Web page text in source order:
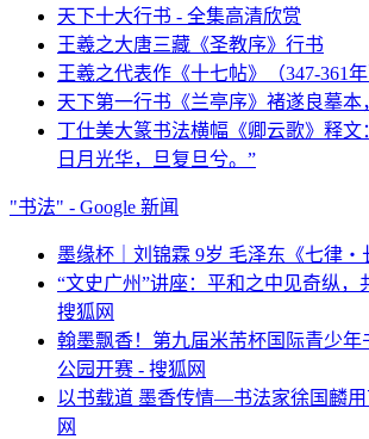
天下十大行书 - 全集高清欣赏
王羲之大唐三藏《圣教序》行书
王羲之代表作《十七帖》（347-361
天下第一行书《兰亭序》褚遂良摹本
丁仕美大篆书法横幅《卿云歌》释
日月光华，旦复旦兮。”
"书法" - Google 新闻
墨缘杯｜刘锦霖 9岁 毛泽东《七律・
“文史广州”讲座：平和之中见奇纵
搜狐网
翰墨飘香！第九届米芾杯国际青少
公园开赛 - 搜狐网
以书载道 墨香传情—书法家徐国麟
网